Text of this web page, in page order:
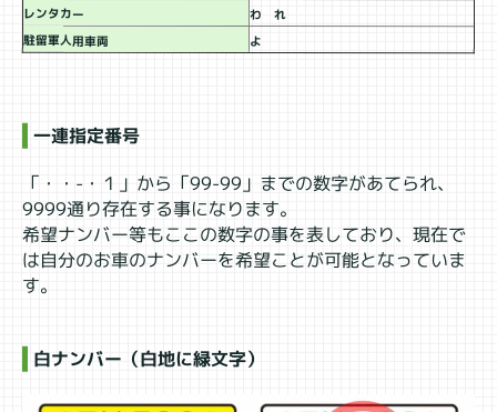
レンタカー わ れ
駐留軍人用車両 よ
一連指定番号
「・・-・１」から「99-99」までの数字があてられ、
9999通り存在する事になります。
希望ナンバー等もここの数字の事を表しており、現在で
は自分のお車のナンバーを希望ことが可能となっていま
す。
白ナンバー（白地に緑文字）